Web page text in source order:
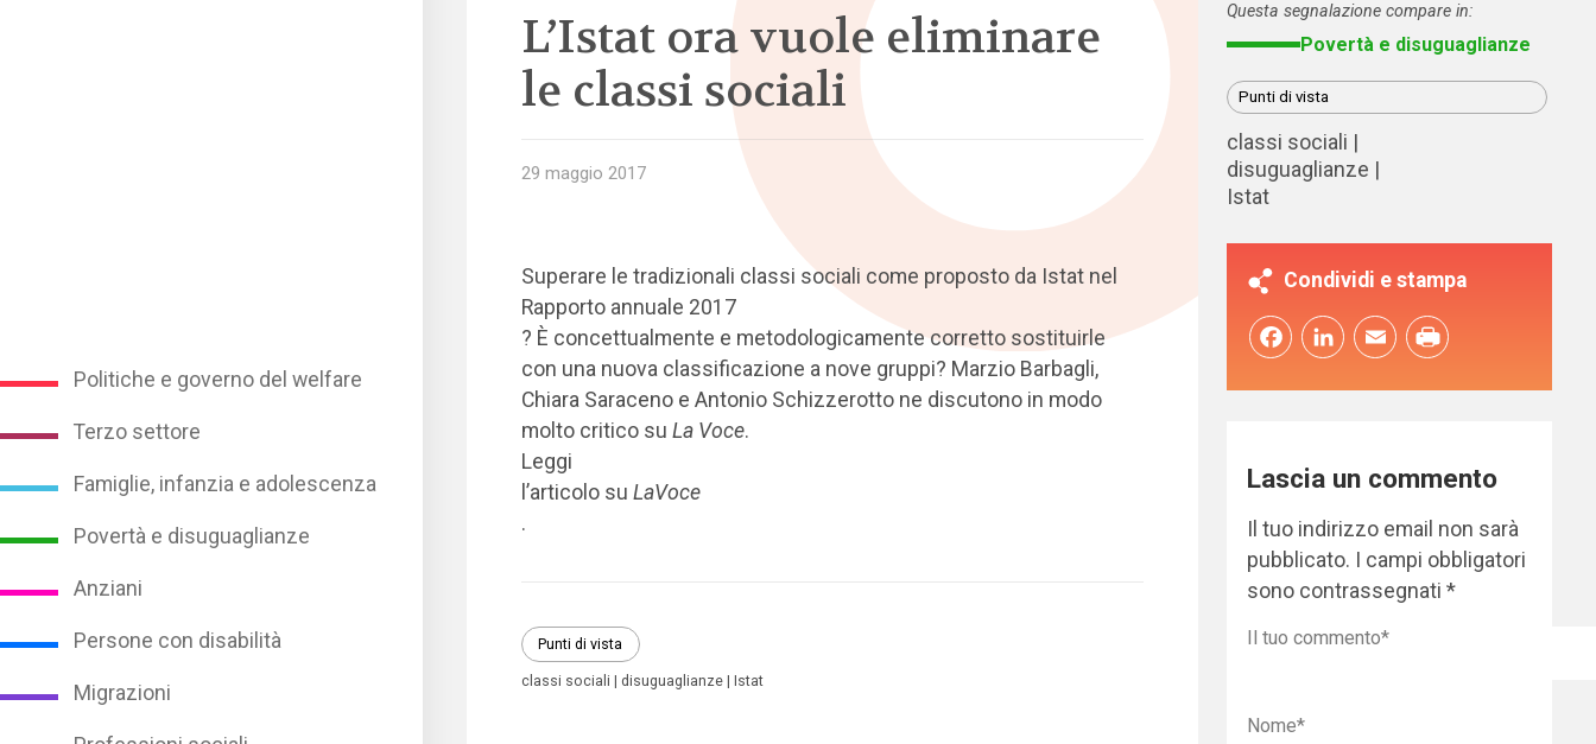
Politiche e governo del welfare
Terzo settore
Famiglie, infanzia e adolescenza
Povertà e disuguaglianze
Anziani
Persone con disabilità
Migrazioni
L’Istat ora vuole eliminare
le classi sociali
29 maggio 2017
Superare le tradizionali classi sociali come proposto da Istat nel
Rapporto annuale 2017
? È concettualmente e metodologicamente corretto sostituirle
con una nuova classificazione a nove gruppi? Marzio Barbagli,
Chiara Saraceno e Antonio Schizzerotto ne discutono in modo
molto critico su La Voce.
Leggi
l’articolo su LaVoce
.
Punti di vista
classi sociali disuguaglianze Istat
Questa segnalazione compare in:
Povertà e disuguaglianze
Punti di vista
classi sociali
disuguaglianze
Istat
Condividi e stampa
FacebookLinkedInEmail
Lascia un commento
Il tuo indirizzo email non sarà
pubblicato. I campi obbligatori
sono contrassegnati*